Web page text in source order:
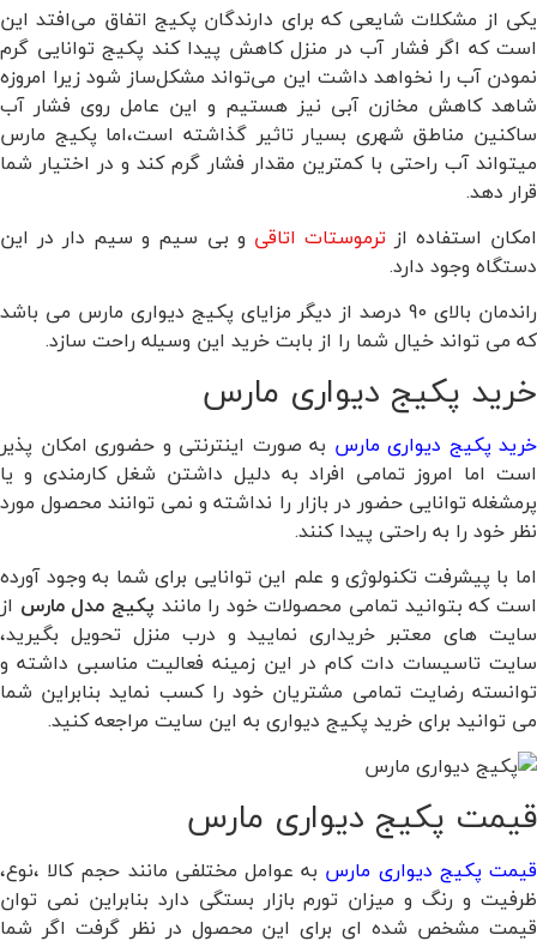
یکی از مشکلات شایعی که برای دارندگان پکیج اتفاق می‌افتد این
است که اگر فشار آب در منزل کاهش پیدا کند پکیج توانایی گرم
نمودن آب را نخواهد داشت این می‌تواند مشکل‌ساز شود زیرا امروزه
شاهد کاهش مخازن آبی نیز هستیم و این عامل روی فشار آب
ساکنین مناطق شهری بسیار تاثیر گذاشته است،اما پکیج مارس
میتواند آب راحتی با کمترین مقدار فشار گرم کند و در اختیار شما
قرار دهد.
امکان استفاده ازترموستات اتاقی و بی سیم و سیم دار در این
دستگاه وجود دارد.
راندمان بالای 90 درصد از دیگر مزایای پکیج دیواری مارس می باشد
که می تواند خیال شما را از بابت خرید این وسیله راحت سازد.
خرید پکیج دیواری مارس
خرید پکیج دیواری مارس به صورت اینترنتی و حضوری امکان پذیر
است اما امروز تمامی افراد به دلیل داشتن شغل کارمندی و یا
پرمشغله توانایی حضور در بازار را نداشته و نمی توانند محصول مورد
نظر خود را به راحتی پیدا کنند.
اما با پیشرفت تکنولوژی و علم این توانایی برای شما به وجود آورده
است که بتوانید تمامی محصولات خود را مانند پکیج مدل مارس از
سایت های معتبر خریداری نمایید و درب منزل تحویل بگیرید،
سایت تاسیسات دات کام در این زمینه فعالیت مناسبی داشته و
توانسته رضایت تمامی مشتریان خود را کسب نماید بنابراین شما
می توانید برای خرید پکیج دیواری به این سایت مراجعه کنید.
قیمت پکیج دیواری مارس
قیمت پکیج دیواری مارس به عوامل مختلفی مانند حجم کالا ،نوع،
ظرفیت و رنگ و میزان تورم بازار بستگی دارد بنابراین نمی توان
قیمت مشخص شده ای برای این محصول در نظر گرفت اگر شما